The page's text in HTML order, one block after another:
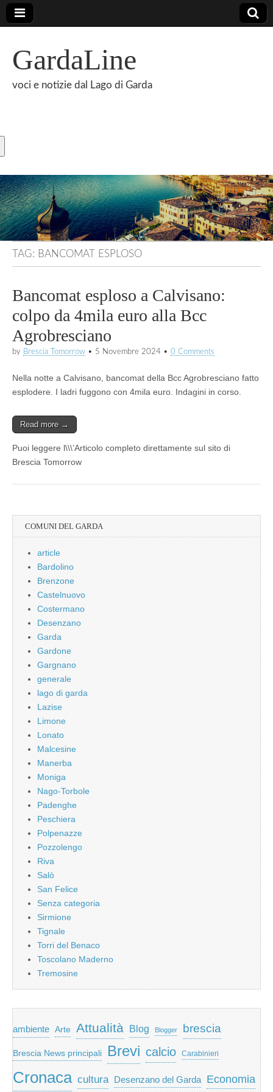
GardaLine
voci e notizie dal Lago di Garda
TAG: BANCOMAT ESPLOSO
Bancomat esploso a Calvisano:
colpo da 4mila euro alla Bcc
Agrobresciano
by Brescia Tomorrow • 5 Novembre 2024 • 0 Comments
Nella notte a Calvisano, bancomat della Bcc Agrobresciano fatto
esplodere. I ladri fuggono con 4mila euro. Indagini in corso.
Read more →
Puoi leggere l\\\’Articolo completo direttamente sul sito di
Brescia Tomorrow
COMUNI DEL GARDA
article
Bardolino
Brenzone
Castelnuovo
Costermano
Desenzano
Garda
Gardone
Gargnano
generale
lago di garda
Lazise
Limone
Lonato
Malcesine
Manerba
Moniga
Nago-Torbole
Padenghe
Peschiera
Polpenazze
Pozzolengo
Riva
Salò
San Felice
Senza categoria
Sirmione
Tignale
Torri del Benaco
Toscolano Maderno
Tremosine
ambiente Arte Attualità Blog Blogger brescia
Brescia News principali Brevi calcio Carabinieri
Cronaca cultura Desenzano del Garda Economia